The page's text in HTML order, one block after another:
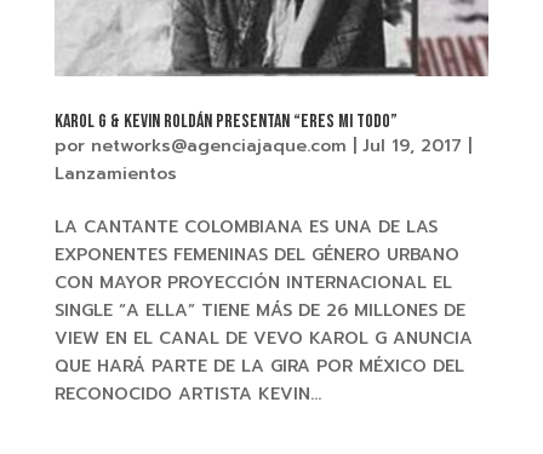
KAROL G & KEVIN ROLDÁN presentan “ERES MI TODO”
por networks@agenciajaque.com | Jul 19, 2017 |
Lanzamientos
LA CANTANTE COLOMBIANA ES UNA DE LAS
EXPONENTES FEMENINAS DEL GÉNERO URBANO
CON MAYOR PROYECCIÓN INTERNACIONAL EL
SINGLE “A ELLA” TIENE MÁS DE 26 MILLONES DE
VIEW EN EL CANAL DE VEVO KAROL G ANUNCIA
QUE HARÁ PARTE DE LA GIRA POR MÉXICO DEL
RECONOCIDO ARTISTA KEVIN...